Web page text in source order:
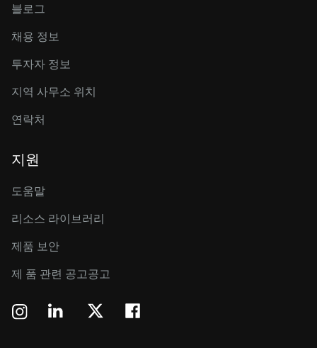
블로그
채용 정보
투자자 정보
지역 사무소 위치
연락처
지원
도움말
리소스 라이브러리
제품 보안
제 품 관련 공고공고